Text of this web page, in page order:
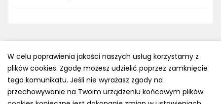
Polityka prywatności
e-mail: kontakt@opony.com.pl
W celu poprawienia jakości naszych usług korzystamy z
plików cookies. Zgodę możesz udzielić poprzez zamknięcie
tego komunikatu. Jeśli nie wyrażasz zgody na
przechowywanie na Twoim urządzeniu końcowym plików